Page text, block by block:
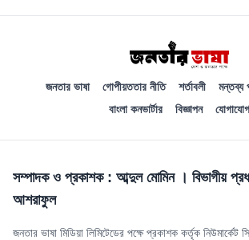
জনতার ভাষা গোপীয়ততার নীতি শর্তাবলী
মন্তব্য
বাংলা কনভার্টার
বিজ্ঞাপন যোগাযোগ
সম্পাদক ও প্রকাশক : আব্দুল মোমিন । বিভাগীয়
আশরাফুল
জনতার ভাষা মিডিয়া লিমিটেডের পক্ষে প্রকাশক কর্তৃক নিউমার্কেট